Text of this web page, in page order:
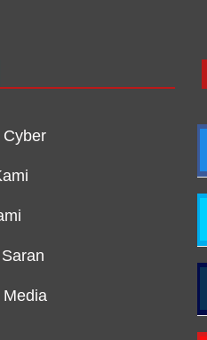
Cyber
Media